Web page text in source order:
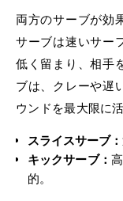
両方のサーブが効
サーブは速いサー
低く留まり、相手
ブは、クレーや遅
ウンドを最大限に
スライスサーブ：
キックサーブ：
的。